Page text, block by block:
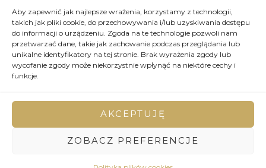
Aby zapewnić jak najlepsze wrażenia, korzystamy z technologii,
takich jak pliki cookie, do przechowywania i/lub uzyskiwania dostępu
do informacji o urządzeniu. Zgoda na te technologie pozwoli nam
przetwarzać dane, takie jak zachowanie podczas przeglądania lub
unikalne identyfikatory na tej stronie. Brak wyrażenia zgody lub
wycofanie zgody może niekorzystnie wpłynąć na niektóre cechy i
funkcje.
AKCEPTUJĘ
ZOBACZ PREFERENCJE
formami, tworząc bogatą i złożoną strukturę.
Dominującym kolorem jest złoto w różnych odcieniach –
od jasnego, połyskującego złota po ciepłe tony mosiądzu
i antycznego złota.
Artystka zastosowała technikę mieszaną, łącząc farby
akrylowe lub olejne ze złotymi farbami metalicznymi,
mandali mieni się i odbija światło, tworząc efekt
trójwymiarowości i luksusu. Delikatne kontury i precyzyjne
detale świadczą o medytacyjnym charakterze procesu